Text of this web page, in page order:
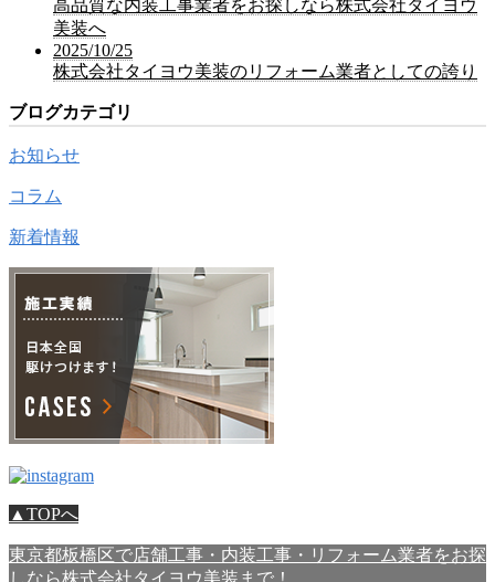
高品質な内装工事業者をお探しなら株式会社タイヨウ
美装へ
2025/10/25
株式会社タイヨウ美装のリフォーム業者としての誇り
ブログカテゴリ
お知らせ
コラム
新着情報
▲TOPへ
東京都板橋区で店舗工事・内装工事・リフォーム業者をお探
しなら株式会社タイヨウ美装まで！